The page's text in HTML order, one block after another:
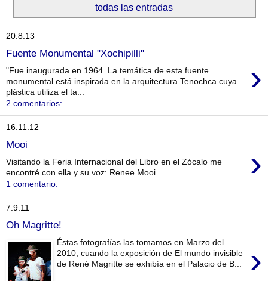
todas las entradas
20.8.13
Fuente Monumental "Xochipilli"
›
"Fue inaugurada en 1964. La temática de esta fuente
monumental está inspirada en la arquitectura Tenochca cuya
plástica utiliza el ta...
2 comentarios:
16.11.12
Mooi ›
Visitando la Feria Internacional del Libro en el Zócalo me
encontré con ella y su voz: Renee Mooi
1 comentario:
7.9.11
Oh Magritte!
›
Éstas fotografías las tomamos en Marzo del
2010, cuando la exposición de El mundo invisible
de René Magritte se exhibía en el Palacio de B...